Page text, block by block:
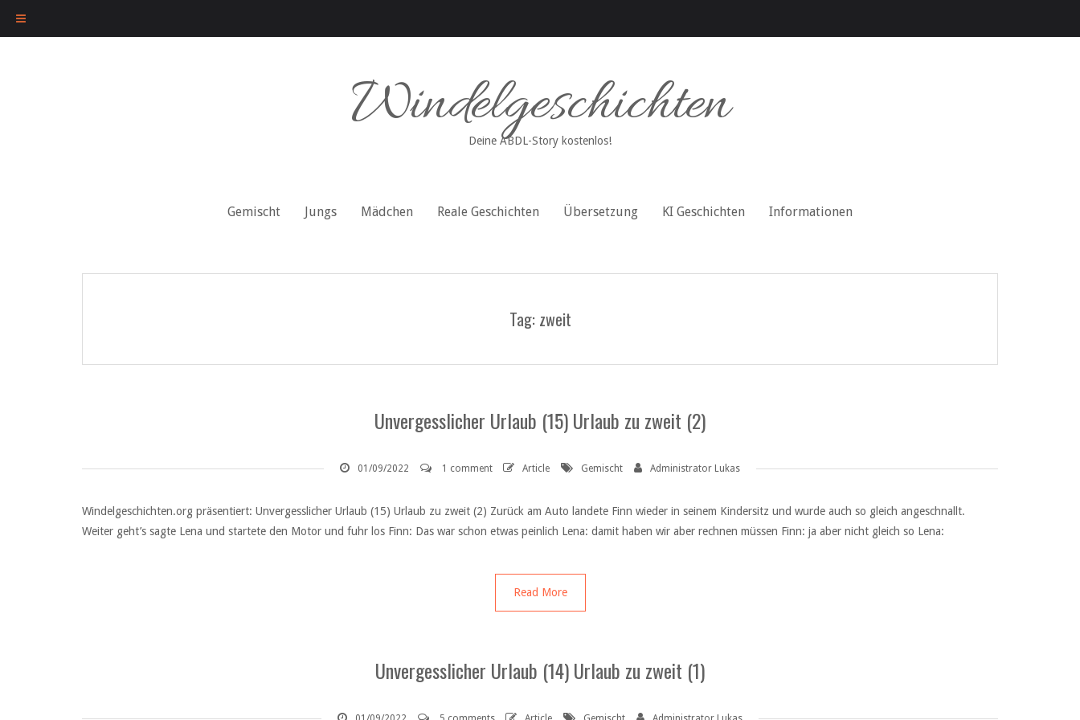
Windelgeschichten
Deine ABDL-Story kostenlos!
Gemischt Jungs Mädchen Reale Geschichten Übersetzung KI Geschichten Informationen
Tag: zweit
Unvergesslicher Urlaub (15) Urlaub zu zweit (2)
01/09/2022 1 comment Article Gemischt Administrator Lukas
Windelgeschichten.org präsentiert: Unvergesslicher Urlaub (15) Urlaub zu zweit (2) Zurück am Auto landete Finn wieder in seinem Kindersitz und wurde auch so gleich angeschnallt.
Weiter geht’s sagte Lena und startete den Motor und fuhr los Finn: Das war schon etwas peinlich Lena: damit haben wir aber rechnen müssen Finn: ja aber nicht gleich so Lena:
Read More
Unvergesslicher Urlaub (14) Urlaub zu zweit (1)